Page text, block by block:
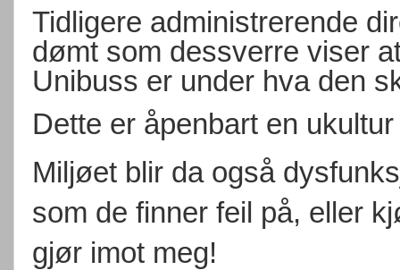
Tidligere administrerende
dømt som dessverre viser
Unibuss er under hva den
Dette er åpenbart en
Miljøet blir da også
som de finner feil på, eller
gjør imot meg!